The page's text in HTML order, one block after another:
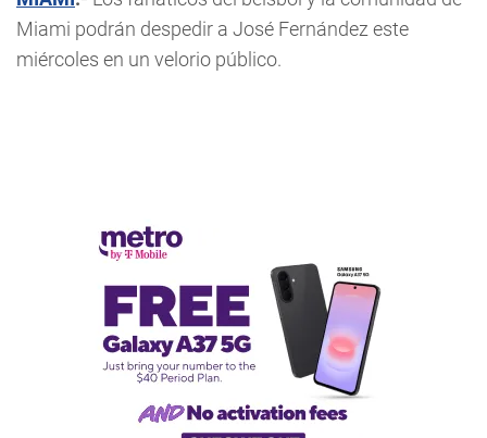
Miami podrán despedir a José Fernández este
miércoles en un velorio público.